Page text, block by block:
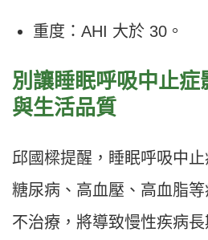
重度：AHI 大於 30。
別讓睡眠呼吸中止症
與生活品質
邱國樑提醒，睡眠呼吸中止
糖尿病、高血壓、高血脂
不治療，將導致慢性疾病